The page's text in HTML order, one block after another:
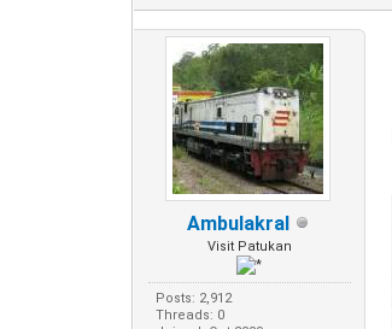
Ambulakral
Visit Patukan
Posts: 2,912
Threads: 0